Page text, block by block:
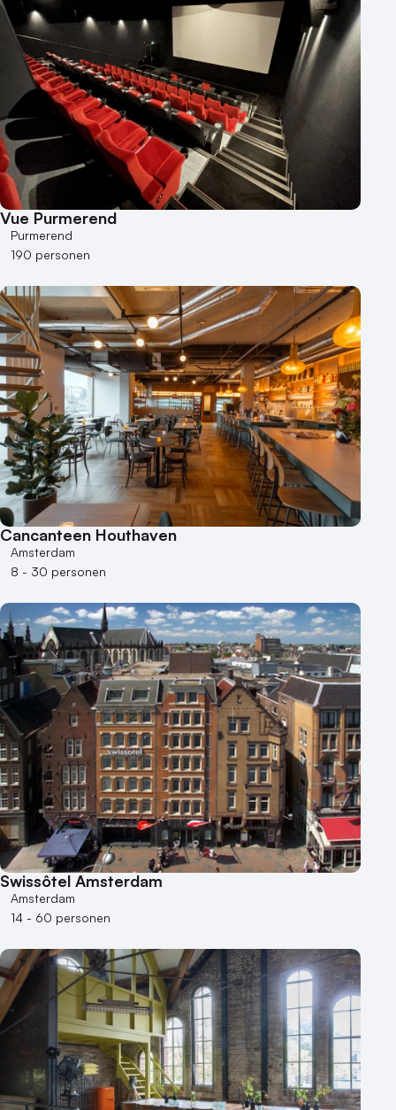
Vue Purmerend
Purmerend
190 personen
Cancanteen Houthaven
Amsterdam
8 - 30 personen
Swissôtel Amsterdam
Amsterdam
14 - 60 personen